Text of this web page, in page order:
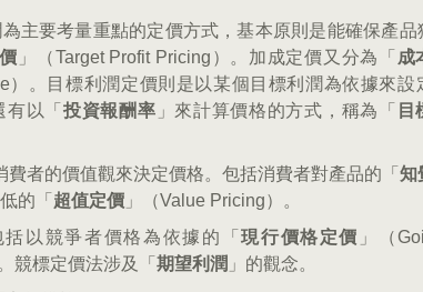
主要考量重點的定價方式，基本原則是能確保產品
」（Target Profit Pricing）。加成定價又分為「 成
）。目標利潤定價則是以某個目標利潤為依據來設
有以「投資報酬率 」來計算價格的方式，稱為「
目
費者的價值觀來決定價格。包括消費者對產品的「知
的「 超值定價 」（Value Pricing）。
括以競爭者價格為依據的「現行價格定價 」（
競標定價法涉及「 期望利潤 」的觀念。